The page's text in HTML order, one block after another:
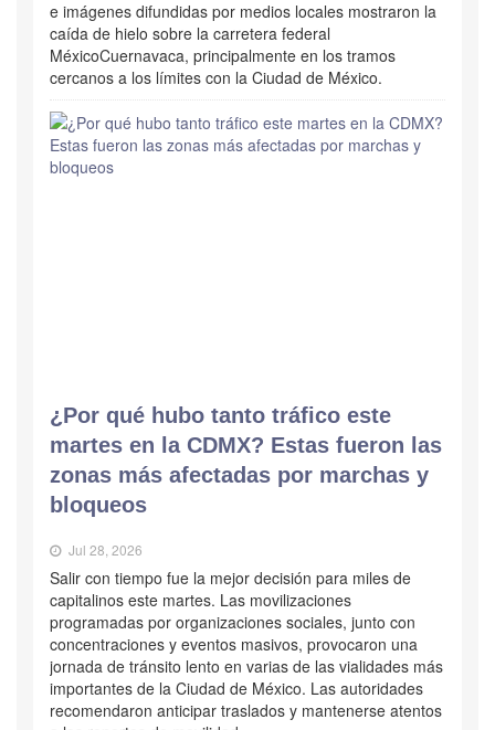
e imágenes difundidas por medios locales mostraron la
caída de hielo sobre la carretera federal
MéxicoCuernavaca, principalmente en los tramos
cercanos a los límites con la Ciudad de México.
¿Por qué hubo tanto tráfico este
martes en la CDMX? Estas fueron las
zonas más afectadas por marchas y
bloqueos
Jul 28, 2026
Salir con tiempo fue la mejor decisión para miles de
capitalinos este martes. Las movilizaciones
programadas por organizaciones sociales, junto con
concentraciones y eventos masivos, provocaron una
jornada de tránsito lento en varias de las vialidades más
importantes de la Ciudad de México. Las autoridades
recomendaron anticipar traslados y mantenerse atentos